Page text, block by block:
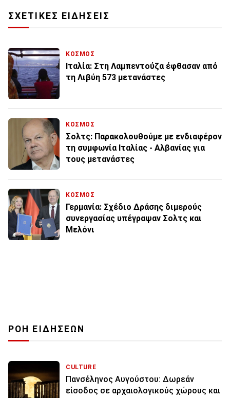
ΣΧΕΤΙΚΕΣ ΕΙΔΗΣΕΙΣ
ΚΟΣΜΟΣ
Ιταλία: Στη Λαμπεντούζα έφθασαν από
τη Λιβύη 573 μετανάστες
ΚΟΣΜΟΣ
Σολτς: Παρακολουθούμε με ενδιαφέρον
τη συμφωνία Ιταλίας - Αλβανίας για
τους μετανάστες
ΚΟΣΜΟΣ
Γερμανία: Σχέδιο Δράσης διμερούς
συνεργασίας υπέγραψαν Σολτς και
Μελόνι
ΡΟΗ ΕΙΔΗΣΕΩΝ
CULTURE
Πανσέληνος Αυγούστου: Δωρεάν
είσοδος σε αρχαιολογικούς χώρους και